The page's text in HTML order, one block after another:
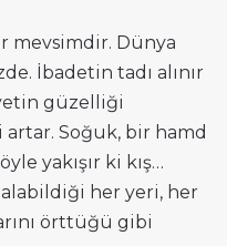
mevsimdir. Dünya
İbadetin tadı alınır
güzelliği
artar. Soğuk, bir hamd
yakışır ki kış…
her yeri, her
örttüğü gibi